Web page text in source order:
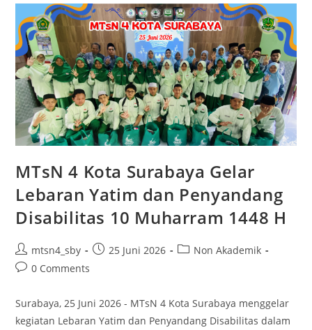
Kota
Surabaya
Ikuti
Rekor
MURI
di
Gelora
Bung
MTsN 4 Kota Surabaya Gelar
Lebaran Yatim dan Penyandang
Disabilitas 10 Muharram 1448 H
Post
author:
mtsn4_sby
Post25 Juni 2026
PostNon Akademik
Post0 Comments
Surabaya, 25 Juni 2026 - MTsN 4 Kota Surabaya menggelar
kegiatan Lebaran Yatim dan Penyandang Disabilitas dalam